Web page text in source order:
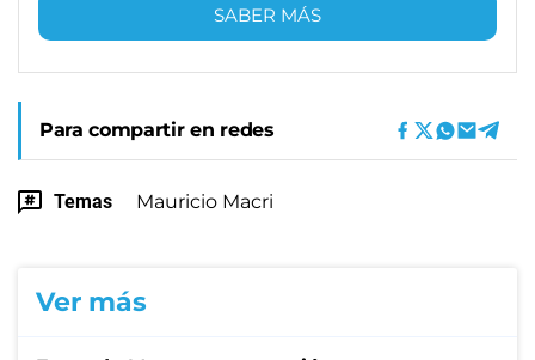
SABER MÁS
Para compartir en redes
Temas Mauricio Macri
Ver más